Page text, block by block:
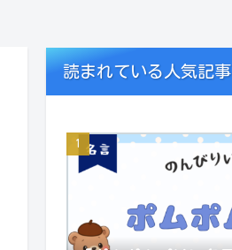
読まれている人気記事